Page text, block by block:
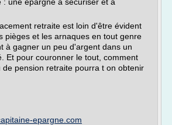
retraite est loin d'être évident
pièges et les arnaques en tout genre
à gagner un peu d'argent dans un
Et pour couronner le tout, comment
de pension retraite pourra t on obtenir
epargne.com